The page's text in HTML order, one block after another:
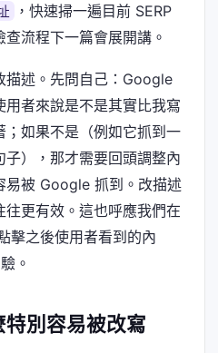
，快速掃一遍目前 SERP
流程下一篇會展開講。
描述。先問自己：Google
者來說是不是其實比我寫
；如果不是（例如它抓到一
），那才需要回頭調整內
易被 Google 抓到。改描述
往更有效。這也呼應我們在
擊之後使用者看到的內
。
別容易被改寫